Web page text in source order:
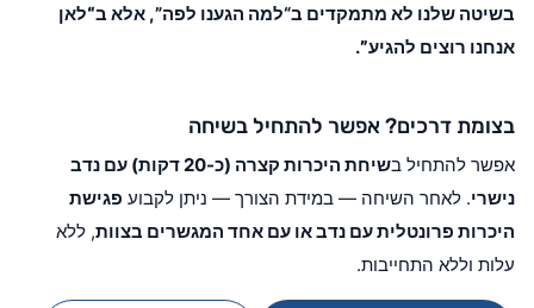
בשיטה שלנו לא מתמקדים ב“למה הגענו לפה”, אלא ב“לאן
אנחנו רוצים להגיע”.
בצומת דרכים? אפשר להתחיל בשיחה
אפשר להתחיל ב
שיחת היכרות קצרה (כ-20 דקות) עם נדב
נישרי. לאחר השיחה — במידת הצורך — ניתן לקבוע פגישת
היכרות פרונטלית עם נדב או עם אחד המגשרים בצוות, ללא
עלות וללא התחייבות.